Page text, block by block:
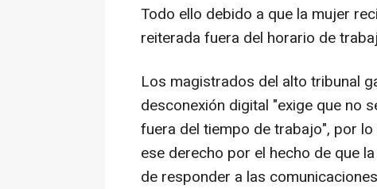
Todo ello debido a que la mujer
reiterada fuera del horario de
Los magistrados del alto tribunal
desconexión digital "exige que no
fuera del tiempo de trabajo", por
ese derecho por el hecho de que
de responder a las